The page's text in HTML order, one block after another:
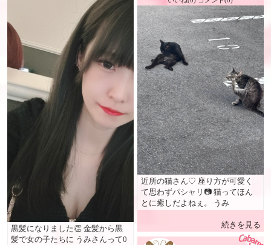
黒髪になりました👏 金髪から黒
髪で女の子たちに うみさんって0
近所の猫さん♡ 座り方が可愛く
て思わずパシャリ📷 猫ってほん
続きを見る